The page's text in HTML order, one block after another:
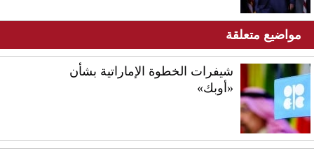
مواضيع متعلقة
شيفرات الخطوة الإماراتية بشأن
«أوبك»